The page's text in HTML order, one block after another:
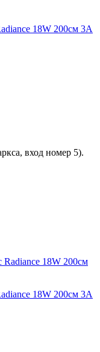
18W 200см 3A
вход номер 5).
18W 200см 3A